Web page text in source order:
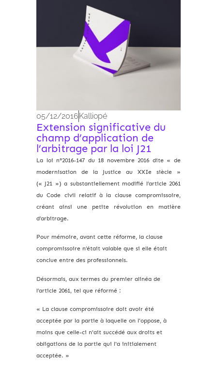
05/12/2016Kalliopé
Extension significative du
champ d’application de
l’arbitrage par la loi J21
La loi n°2016-147 du 18 novembre 2016 dite « de
modernisation de la Justice au XXIe siècle »
(« J21 ») a substantiellement modifié l’article 2061
du Code civil relatif à la clause compromissoire,
créant ainsi une petite révolution en matière
d’arbitrage.
Pour mémoire, avant cette réforme, la clause
compromissoire n’était valable que si elle était
conclue entre des professionnels.
Désormais, aux termes du premier alinéa de
l’article 2061, tel que réformé :
« La clause compromissoire doit avoir été
acceptée par la partie à laquelle on l'oppose, à
moins que celle-ci n'ait succédé aux droits et
obligations de la partie qui l'a initialement
acceptée. »